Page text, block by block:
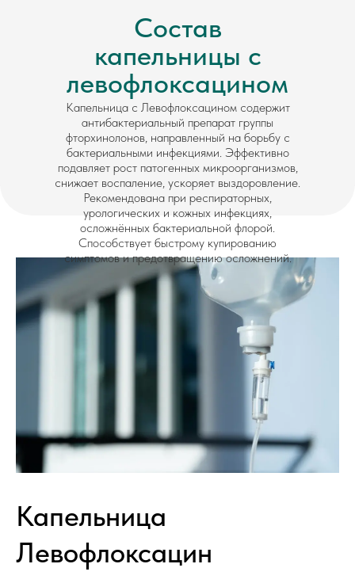
Состав
капельницы с
левофлоксацином
Капельница с Левофлоксацином содержит
антибактериальный препарат группы
фторхинолонов, направленный на борьбу с
бактериальными инфекциями. Эффективно
подавляет рост патогенных микроорганизмов,
снижает воспаление, ускоряет выздоровление.
Рекомендована при респираторных,
урологических и кожных инфекциях,
осложнённых бактериальной флорой.
Способствует быстрому купированию
симптомов и предотвращению осложнений.
Капельница
Левофлоксацин